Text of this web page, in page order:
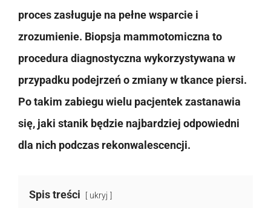
proces zasługuje na pełne wsparcie i
zrozumienie. Biopsja mammotomiczna to
procedura diagnostyczna wykorzystywana w
przypadku podejrzeń o zmiany w tkance piersi.
Po takim zabiegu wielu pacjentek zastanawia
się, jaki stanik będzie najbardziej odpowiedni
dla nich podczas rekonwalescencji.
Spis treści ukryj